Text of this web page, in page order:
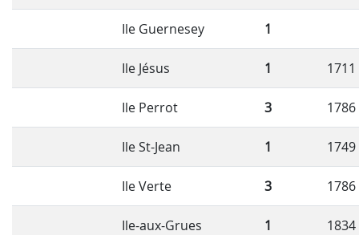
Ile Guernesey 1
Ile Jésus 1 1711
Ile Perrot 3 1786
Ile St-Jean 1 1749
Ile Verte 3 1786
Ile-aux-Grues 1 1834